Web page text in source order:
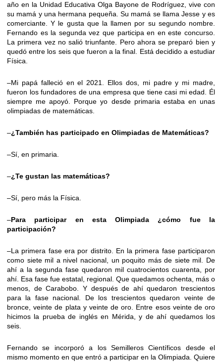
año en la Unidad Educativa Olga Bayone de Rodríguez, vive con
su mamá y una hermana pequeña. Su mamá se llama Jesse y es
comerciante. Y le gusta que la llamen por su segundo nombre.
Fernando es la segunda vez que participa en en este concurso.
La primera vez no salió triunfante. Pero ahora se preparó bien y
quedó entre los seis que fueron a la final. Está decidido a estudiar
Física.
–Mi papá falleció en el 2021. Ellos dos, mi padre y mi madre,
fueron los fundadores de una empresa que tiene casi mi edad. Él
siempre me apoyó. Porque yo desde primaria estaba en unas
olimpiadas de matemáticas.
–¿También has participado en Olimpiadas de Matemáticas?
–Sí, en primaria.
–¿Te gustan las matemáticas?
–Sí, pero más la Física.
–Para participar en esta Olimpiada ¿cómo fue la
participación?
–La primera fase era por distrito. En la primera fase participaron
como siete mil a nivel nacional, un poquito más de siete mil. De
ahí a la segunda fase quedaron mil cuatrocientos cuarenta, por
ahí. Esa fase fue estatal, regional. Que quedamos ochenta, más o
menos, de Carabobo. Y después de ahí quedaron trescientos
para la fase nacional. De los trescientos quedaron veinte de
bronce, veinte de plata y veinte de oro. Entre esos veinte de oro
hicimos la prueba de inglés en Mérida, y de ahí quedamos los
seis.
Fernando se incorporó a los Semilleros Científicos desde el
mismo momento en que entró a participar en la Olimpiada. Quiere